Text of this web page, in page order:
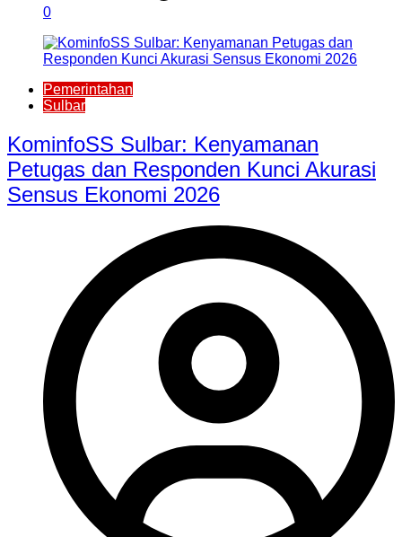
0
Pemerintahan
Sulbar
KominfoSS Sulbar: Kenyamanan
Petugas dan Responden Kunci Akurasi
Sensus Ekonomi 2026